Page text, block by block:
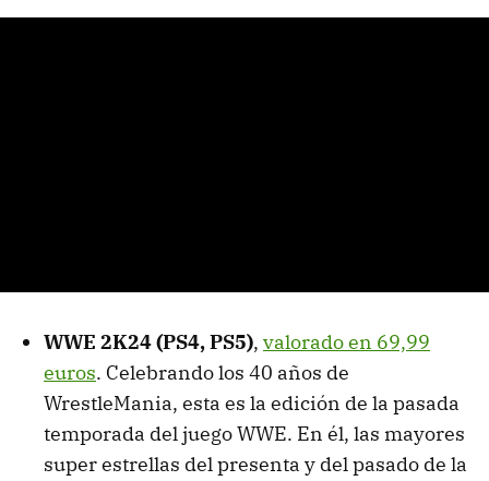
WWE 2K24 (PS4, PS5), valorado en 69,99
euros. Celebrando los 40 años de
WrestleMania, esta es la edición de la pasada
temporada del juego WWE. En él, las mayores
super estrellas del presenta y del pasado de la